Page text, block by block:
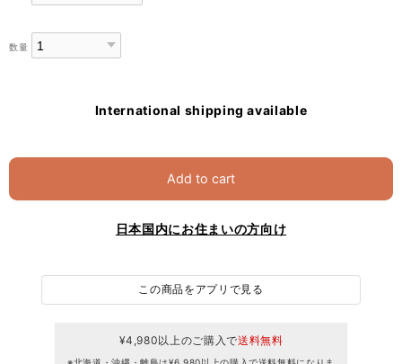
数量
International shipping available
Add to cart
日本国内にお住まいの方向け
この商品をアプリで見る
¥4,980以上のご購入で送料無料